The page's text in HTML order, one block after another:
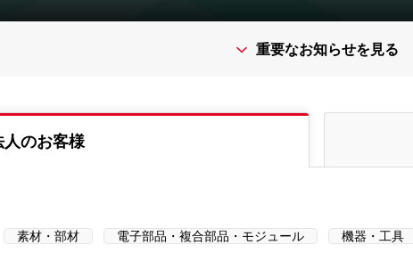
重要なお知らせを見る
人のお客様
素材・部材 電子部品・複合部品・モジュール 機器・工具